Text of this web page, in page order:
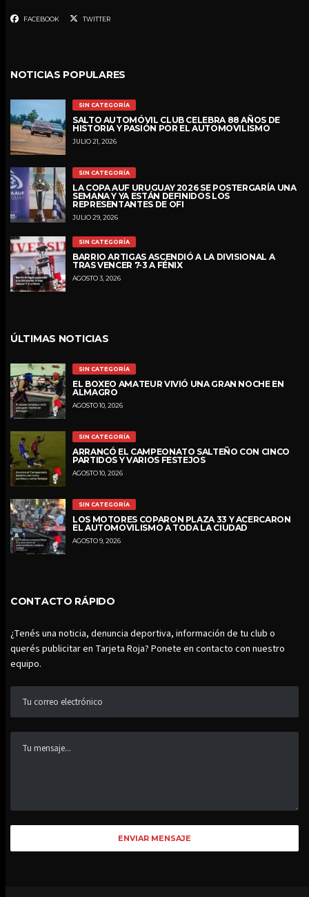
FACEBOOK TWITTER
NOTICIAS POPULARES
SIN CATEGORÍA
SALTO AUTOMÓVIL CLUB CELEBRA 88 AÑOS DE
HISTORIA Y PASIÓN POR EL AUTOMOVILISMO
JULIO 21, 2026
SIN CATEGORÍA
LA COPA AUF URUGUAY 2026 SE POSTERGARÍA UNA
SEMANA Y YA ESTÁN DEFINIDOS LOS
REPRESENTANTES DE OFI
JULIO 29, 2026
SIN CATEGORÍA
BARRIO ARTIGAS ASCENDIÓ A LA DIVISIONAL A
TRAS VENCER 7-3 A FÉNIX
AGOSTO 3, 2026
ÚLTIMAS NOTICIAS
SIN CATEGORÍA
EL BOXEO AMATEUR VIVIÓ UNA GRAN NOCHE EN
ALMAGRO
AGOSTO 10, 2026
SIN CATEGORÍA
ARRANCÓ EL CAMPEONATO SALTEÑO CON CINCO
PARTIDOS Y VARIOS FESTEJOS
AGOSTO 10, 2026
SIN CATEGORÍA
LOS MOTORES COPARON PLAZA 33 Y ACERCARON
EL AUTOMOVILISMO A TODA LA CIUDAD
AGOSTO 9, 2026
CONTACTO RÁPIDO
¿Tenés una noticia, denuncia deportiva, información de tu club o
querés publicitar en Tarjeta Roja? Ponete en contacto con nuestro
equipo.